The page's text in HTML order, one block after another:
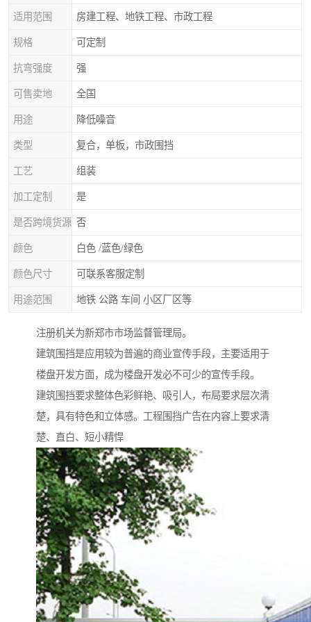
适用范围 房建工程、地铁工程、市政工程
规格 可定制
抗弯强度 强
可售卖地 全国
用途 降低噪音
类型 复合，单板，市政围挡
工艺 组装
加工定制 是
是否跨境货源 否
颜色 白色 /蓝色/绿色
颜色尺寸 可联系客服定制
用途范围 地铁 公路 车间 小区厂区等
注册机关为新郑市市场监督管理局。
建筑围挡是应用较为普遍的商业宣传手段，主要适用于
楼盘开发方面，成为楼盘开发必不可少的宣传手段。
建筑围挡要求整体色彩鲜艳、吸引人，布局要求层次清
楚，具有特色和立体感。工程围挡广告在内容上要求清
楚、直白、短小精悍